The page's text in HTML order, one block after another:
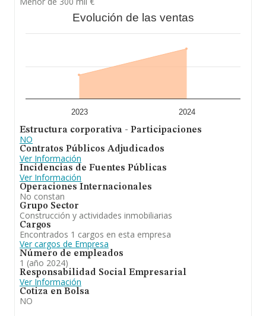
Evolución de las ventas
2023 2024
Estructura corporativa - Participaciones
NO
Contratos Públicos Adjudicados
Ver Información
Incidencias de Fuentes Públicas
Ver Información
Operaciones Internacionales
No constan
Grupo Sector
Construcción y actividades inmobiliarias
Cargos
Encontrados 1 cargos en esta empresa
Ver cargos de Empresa
Número de empleados
1 (año 2024)
Responsabilidad Social Empresarial
Ver Información
Cotiza en Bolsa
NO